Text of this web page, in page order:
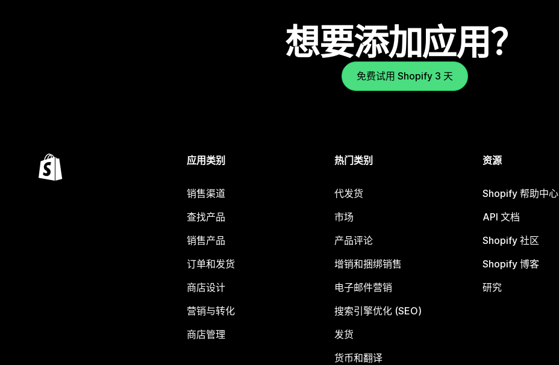
想要添加应用？
免费试用 Shopify 3 天
应用类别
销售渠道
查找产品
销售产品
订单和发货
商店设计
营销与转化
商店管理
热门类别
代发货
市场
产品评论
增销和捆绑销售
电子邮件营销
搜索引擎优化 (SEO)
发货
货币和翻译
资源
Shopify 帮助中心
API 文档
Shopify 社区
Shopify 博客
研究